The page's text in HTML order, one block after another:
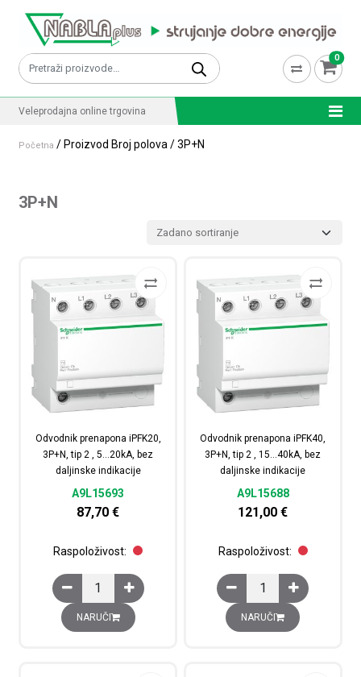
Pretraži: 0
Veleprodajna online trgovina
Početna / Proizvod Broj polova / 3P+N
3P+N
Odvodnik prenapona iPFK20,
3P+N, tip 2 , 5…20kA, bez
daljinske indikacije
A9L15693
87,70€
Raspoloživost:
Odvodnik prenapona iPFK20, 3P+N, tip 2 , 5…20kA,
NARUČI
Odvodnik prenapona iPFK40,
3P+N, tip 2 , 15…40kA, bez
daljinske indikacije
A9L15688
121,00€
Raspoloživost:
Odvodnik prenapona
NARUČI